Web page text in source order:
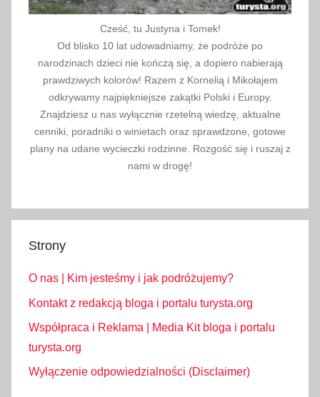
Cześć, tu Justyna i Tomek!
Od blisko 10 lat udowadniamy, że podróże po
narodzinach dzieci nie kończą się, a dopiero nabierają
prawdziwych kolorów! Razem z Kornelią i Mikołajem
odkrywamy najpiękniejsze zakątki Polski i Europy.
Znajdziesz u nas wyłącznie rzetelną wiedzę, aktualne
cenniki, poradniki o winietach oraz sprawdzone, gotowe
plany na udane wycieczki rodzinne. Rozgość się i ruszaj z
nami w drogę!
Strony
O nas | Kim jesteśmy i jak podróżujemy?
Kontakt z redakcją bloga i portalu turysta.org
Współpraca i Reklama | Media Kit bloga i portalu
turysta.org
Wyłączenie odpowiedzialności (Disclaimer)